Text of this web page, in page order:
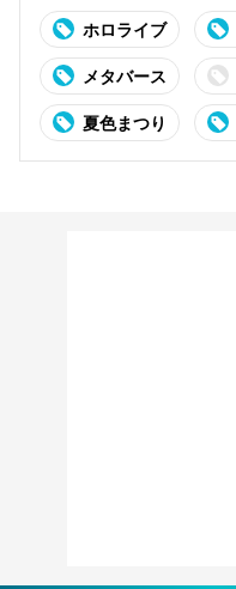
ホロライブ
メタバース
夏色まつり